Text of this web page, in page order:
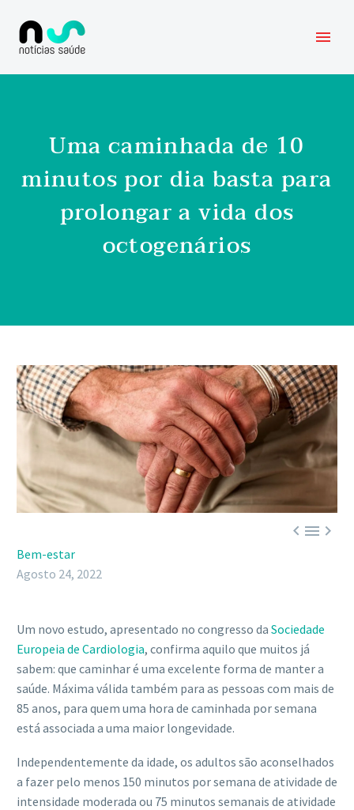
Uma caminhada de 10
minutos por dia basta para
prolongar a vida dos
octogenários

Bem-estar
Agosto 24, 2022
Um novo estudo, apresentado no congresso da Sociedade
Europeia de Cardiologia, confirma aquilo que muitos já
sabem: que caminhar é uma excelente forma de manter a
saúde. Máxima válida também para as pessoas com mais de
85 anos, para quem uma hora de caminhada por semana
está associada a uma maior longevidade.
Independentemente da idade, os adultos são aconselhados
a fazer pelo menos 150 minutos por semana de atividade de
intensidade moderada ou 75 minutos semanais de atividade